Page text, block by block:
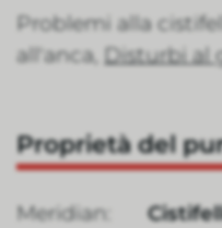
Problemi alla
all'anca, Disturbi al
Proprietà del
Meridian: